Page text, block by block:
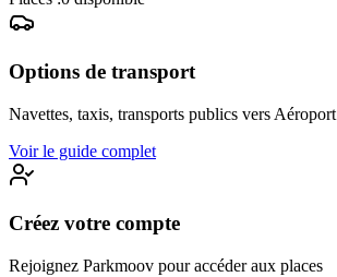
Options de transport
Navettes, taxis, transports publics vers
Voir le guide complet
Créez votre compte
Rejoignez Parkmoov pour accéder aux places